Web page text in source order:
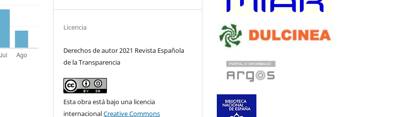
Licencia
Derechos de autor 2021 Revista Española
de la Transparencia
Esta obra está bajo una licencia
internacionalCreative Commons